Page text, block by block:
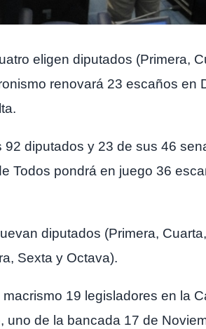
eligen diputados (Primera,
renovará 23 escaños en
diputados y 23 de sus 46
Todos pondrá en juego 36
diputados (Primera,
Sexta y Octava).
19 legisladores en la
de la bancada 17 de